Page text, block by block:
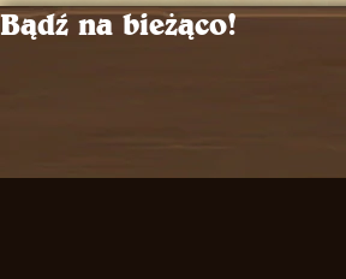
Bądź na bieżąco!